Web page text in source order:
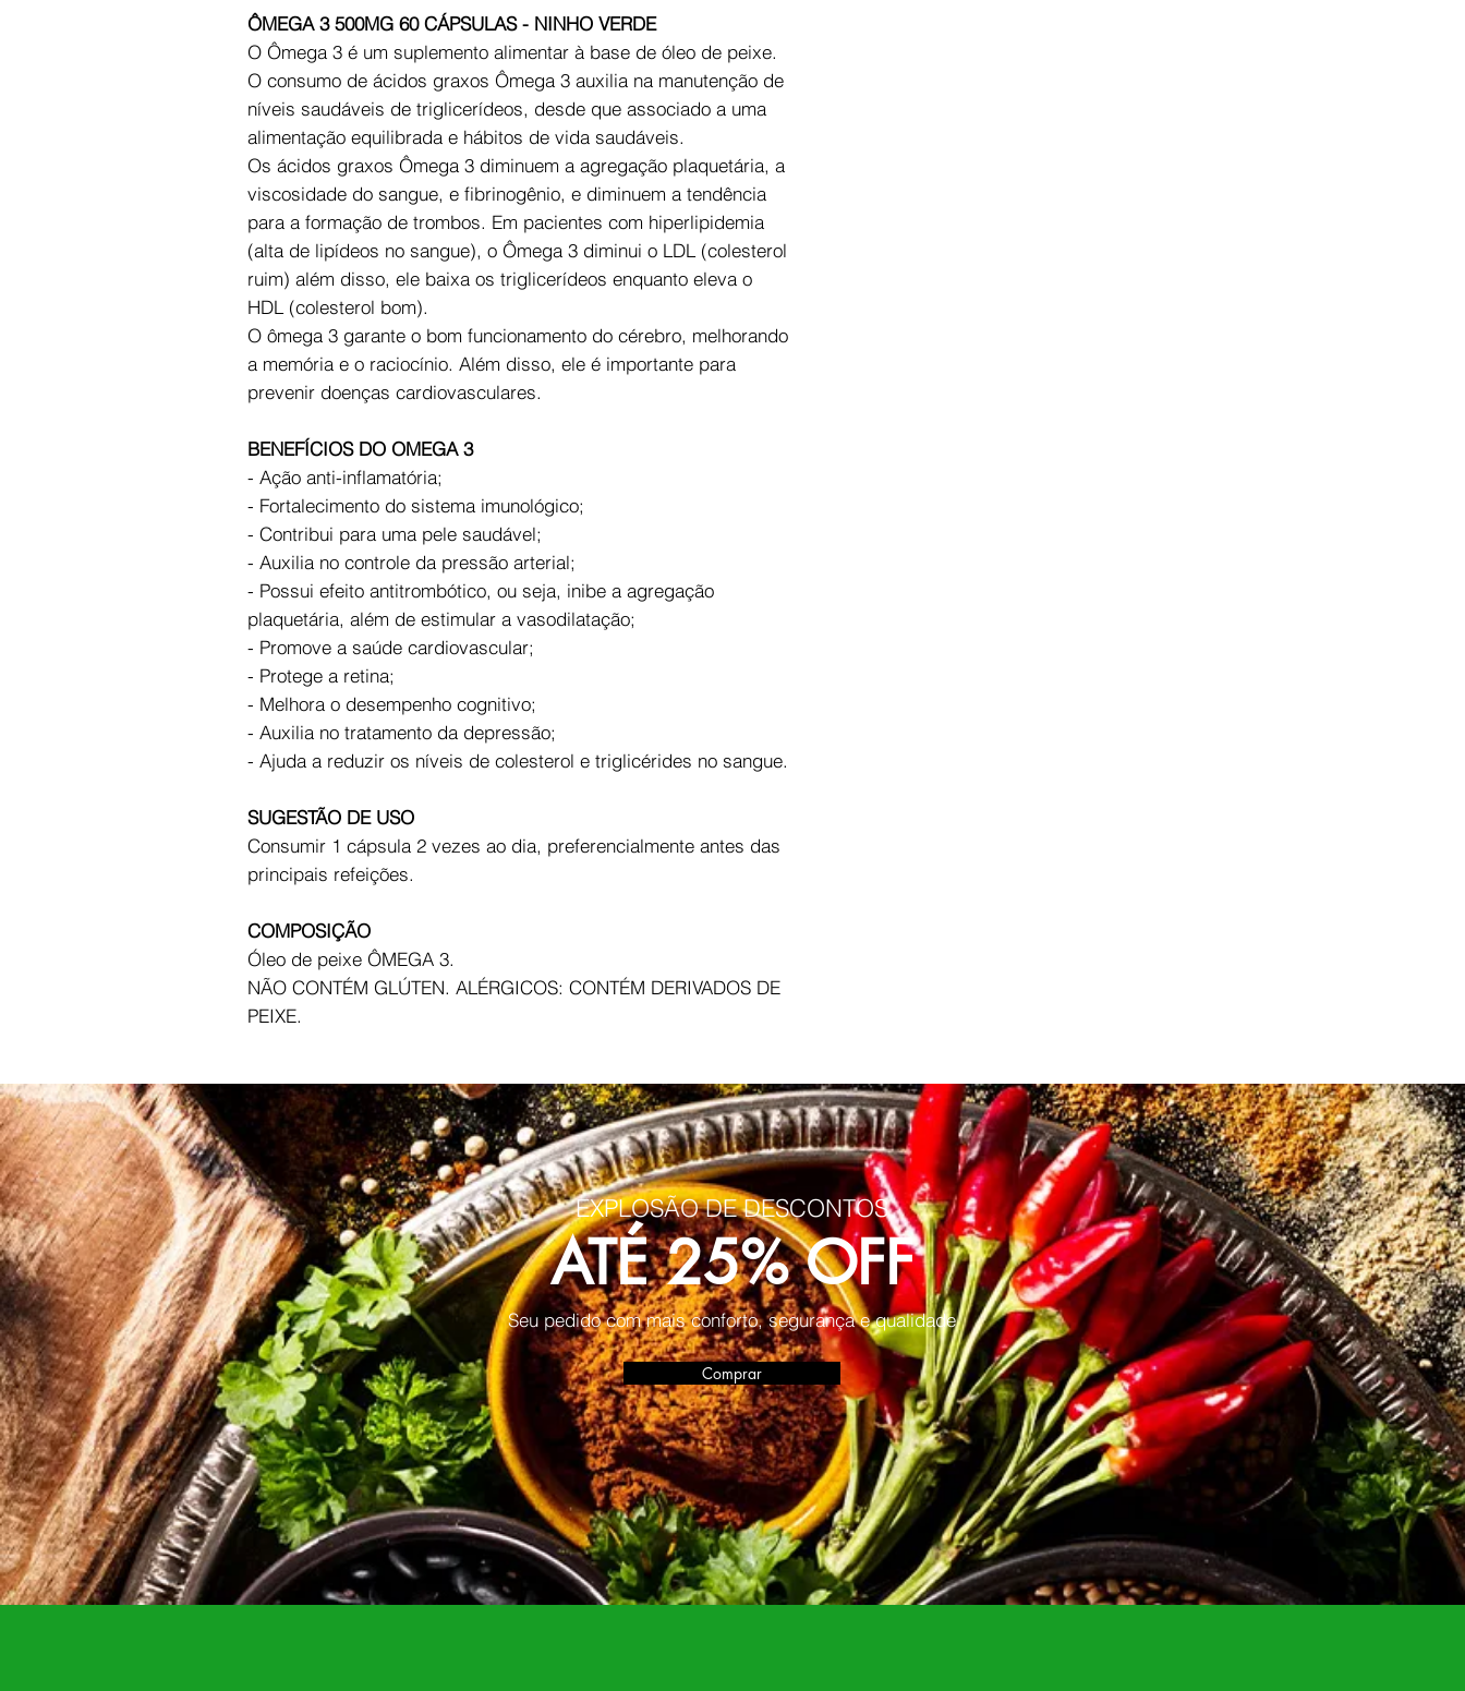
ÔMEGA 3 500MG 60 CÁPSULAS - NINHO VERDE
O Ômega 3 é um suplemento alimentar à base de óleo de peixe.
O consumo de ácidos graxos Ômega 3 auxilia na manutenção de
níveis saudáveis de triglicerídeos, desde que associado a uma
alimentação equilibrada e hábitos de vida saudáveis.
Os ácidos graxos Ômega 3 diminuem a agregação plaquetária, a
viscosidade do sangue, e fibrinogênio, e diminuem a tendência
para a formação de trombos. Em pacientes com hiperlipidemia
(alta de lipídeos no sangue), o Ômega 3 diminui o LDL (colesterol
ruim) além disso, ele baixa os triglicerídeos enquanto eleva o
HDL (colesterol bom).
O ômega 3 garante o bom funcionamento do cérebro, melhorando
a memória e o raciocínio. Além disso, ele é importante para
prevenir doenças cardiovasculares.
BENEFÍCIOS DO OMEGA 3
- Ação anti-inflamatória;
- Fortalecimento do sistema imunológico;
- Contribui para uma pele saudável;
- Auxilia no controle da pressão arterial;
- Possui efeito antitrombótico, ou seja, inibe a agregação
plaquetária, além de estimular a vasodilatação;
- Promove a saúde cardiovascular;
- Protege a retina;
- Melhora o desempenho cognitivo;
- Auxilia no tratamento da depressão;
- Ajuda a reduzir os níveis de colesterol e triglicérides no sangue.
SUGESTÃO DE USO
Consumir 1 cápsula 2 vezes ao dia, preferencialmente antes das
principais refeições.
COMPOSIÇÃO
Óleo de peixe ÔMEGA 3.
NÃO CONTÉM GLÚTEN. ALÉRGICOS: CONTÉM DERIVADOS DE
PEIXE.
EXPLOSÃO DE DESCONTOS
ATÉ 25% OFF
Seu pedido com mais conforto, segurança e qualidade
Comprar